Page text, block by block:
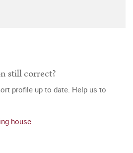
still correct?
profile up to date. Help us to
house